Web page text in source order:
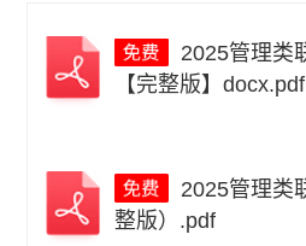
【完整版】docx.pdf
整版）.pdf